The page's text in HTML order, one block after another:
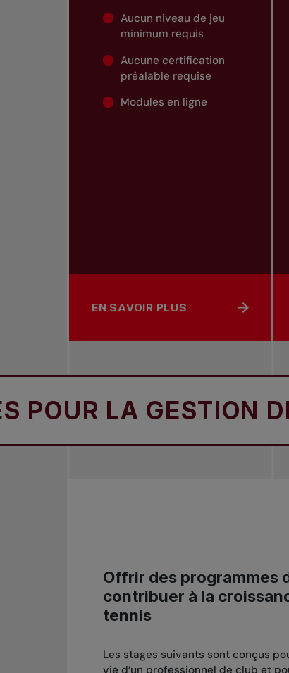
Aucun niveau de jeu
minimum requis
Aucune certification
préalable requise
Modules en ligne
EN SAVOIR PLUS
À PROPOS DE BÉNÉVOLE TENNIS
LA GESTION DE
Offrir des programmes
contribuer à la
tennis
Les stages suivants sont conçus
vie d’un professionnel de club et